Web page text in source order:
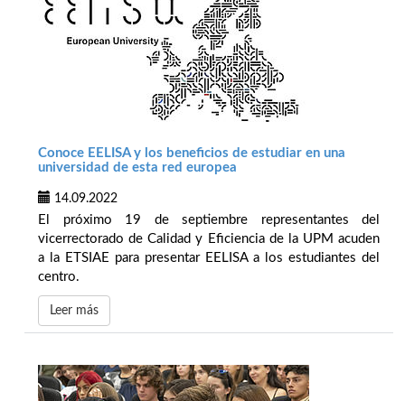
Conoce EELISA y los beneficios de estudiar en una
universidad de esta red europea
14.09.2022
El próximo 19 de septiembre representantes del
vicerrectorado de Calidad y Eficiencia de la UPM acuden
a la ETSIAE para presentar EELISA a los estudiantes del
centro.
Leer más